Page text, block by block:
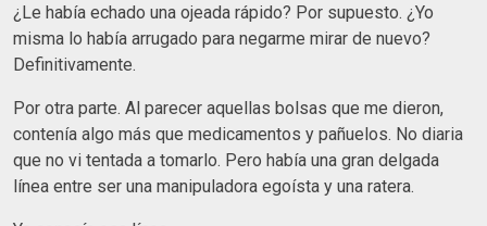
¿Le había echado una ojeada rápido? Por supuesto. ¿Yo
misma lo había arrugado para negarme mirar de nuevo?
Definitivamente.
Por otra parte. Al parecer aquellas bolsas que me dieron,
contenía algo más que medicamentos y pañuelos. No diaria
que no vi tentada a tomarlo. Pero había una gran delgada
línea entre ser una manipuladora egoísta y una ratera.